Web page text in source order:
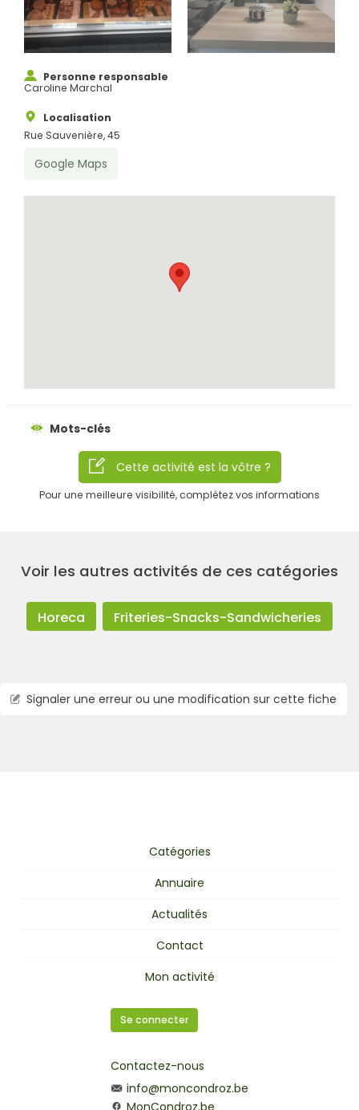
Personne responsable
Caroline Marchal
Localisation
Rue Sauvenière, 45
Google Maps
Mots-clés
Cette activité est la vôtre ?
Pour une meilleure visibilité, complétez vos informations
Voir les autres activités de ces catégories
Horeca Friteries-Snacks-Sandwicheries
Signaler une erreur ou une modification sur cette fiche
Catégories
Annuaire
Actualités
Contact
Mon activité
Se connecter
Contactez-nous
info@moncondroz.be
MonCondroz.be